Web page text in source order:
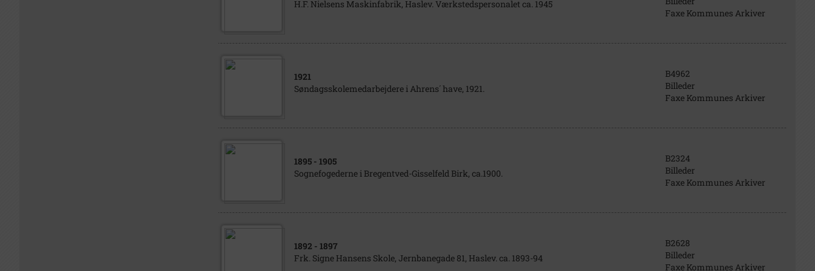
H.F. Nielsens Maskinfabrik, Haslev. Værkstedspersonalet ca. 1945
Faxe Kommunes Arkiver
1921
Søndagsskolemedarbejdere i Ahrens´ have, 1921.
B4962
Billeder
Faxe Kommunes Arkiver
1895 - 1905
Sognefogederne i Bregentved-Gisselfeld Birk, ca.1900.
B2324
Billeder
Faxe Kommunes Arkiver
1892 - 1897
Frk. Signe Hansens Skole, Jernbanegade 81, Haslev. ca. 1893-94
B2628
Billeder
Faxe Kommunes Arkiver